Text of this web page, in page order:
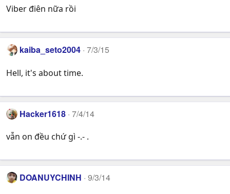
Viber điên nữa rồi
kaiba_seto2004 7/3/15
Hell, it's about time.
Hacker1618 7/4/14
vẫn on đều chứ gì -.- .
DOANUYCHINH 9/3/14